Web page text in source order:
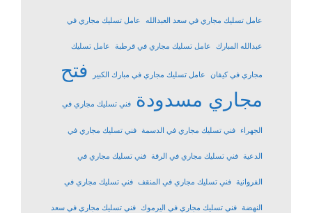
عامل تسليك مجاري في سعد العبدالله عامل تسليك مجاري في
عبدالله المبارك عامل تسليك مجاري في قرطبة عامل تسليك
مجاري في كيفان عامل تسليك مجاري في مبارك الكبير
فتح
مجاري مسدودة
فني تسليك مجاري في
الجهراء فني تسليك مجاري في الدسمة فني تسليك مجاري في
الدعية فني تسليك مجاري في الرقة فني تسليك مجاري في
الفروانية فني تسليك مجاري في المنقف فني تسليك مجاري في
النهضة فني تسليك مجاري في اليرموك فني تسليك مجاري في سعد